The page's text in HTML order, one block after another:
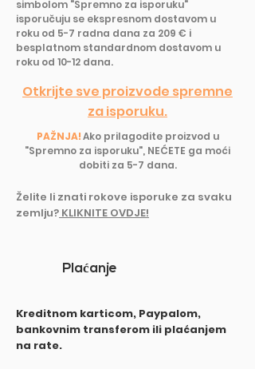
simbolom "Spremno za isporuku"
isporučuju se ekspresnom dostavom u
roku od 5-7 radna dana za 209 € i
besplatnom standardnom dostavom u
roku od 10-12 dana.
Otkrijte sve proizvode spremne
za isporuku.
PAŽNJA!Ako prilagodite proizvod u
"Spremno za isporuku", NEĆETE ga moći
dobiti za 5-7 dana.
Želite li znati rokove isporuke za svaku
zemlju? KLIKNITE OVDJE!
Plaćanje
Kreditnom karticom, Paypalom,
bankovnim transferom ili plaćanjem
na rate.